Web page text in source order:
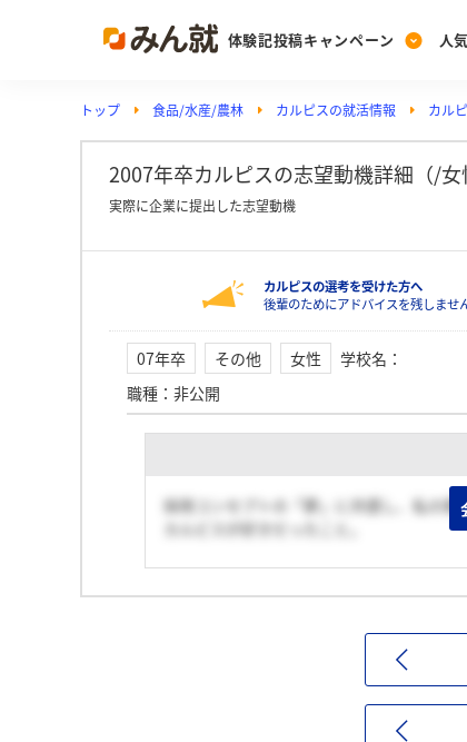
体験記投稿キャンペーン
Post
投稿する
人
Ranking
ランキングを見る
Vote
投票する
PickUp
注目の企業特集
トップ 食品/水産/農林 カルピスの就活情報 カル
2007年卒カルピスの志望動機詳細（/女
実際に企業に提出した志望動機
カルピスの選考を受けた方へ
後輩のためにアドバイスを残しませ
07年卒 その他 女性 学校名 ：
職種 ： 非公開
採用コンセプトの「夢」に共感し、私の夢
カルピスが好きだったこと。